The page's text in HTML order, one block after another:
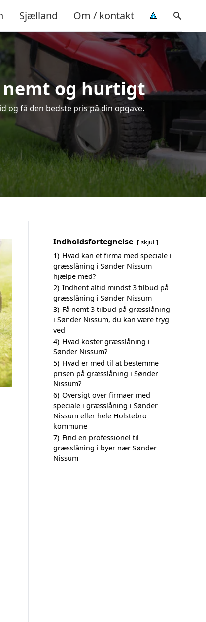
Sjælland Om / kontakt
nemt og hurtigt
og få den bedste pris på din opgave.
Indholdsfortegnelse skjul
1) Hvad kan et firma med speciale i
græsslåning i Sønder Nissum
hjælpe med?
2) Indhent altid mindst 3 tilbud på
græsslåning i Sønder Nissum
3) Få nemt 3 tilbud på græsslåning
i Sønder Nissum, du kan være tryg
ved
4) Hvad koster græsslåning i
Sønder Nissum?
5) Hvad er med til at bestemme
prisen på græsslåning i Sønder
Nissum?
6) Oversigt over firmaer med
speciale i græsslåning i Sønder
Nissum eller hele Holstebro
kommune
7) Find en professionel til
græsslåning i byer nær Sønder
Nissum